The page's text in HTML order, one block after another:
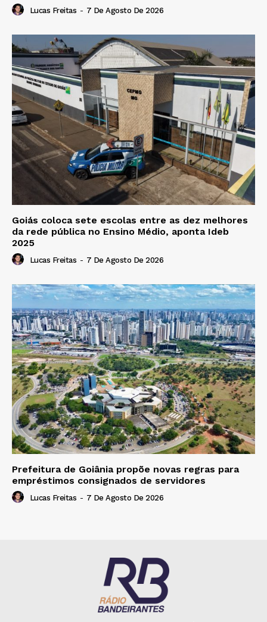
Lucas Freitas - 7 De Agosto De 2026
Goiás coloca sete escolas entre as dez melhores
da rede pública no Ensino Médio, aponta Ideb
2025
Lucas Freitas - 7 De Agosto De 2026
Prefeitura de Goiânia propõe novas regras para
empréstimos consignados de servidores
Lucas Freitas - 7 De Agosto De 2026